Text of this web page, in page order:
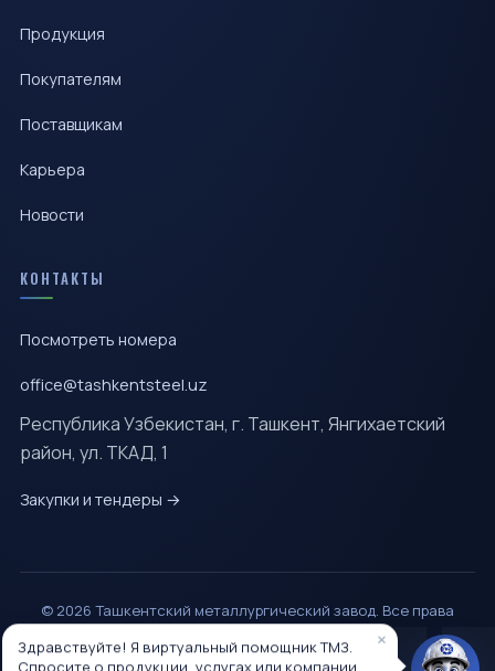
Продукция
Покупателям
Поставщикам
Карьера
Новости
КОНТАКТЫ
Посмотреть номера
office@tashkentsteel.uz
Республика Узбекистан, г. Ташкент, Янгихаетский
район, ул. ТКАД, 1
Закупки и тендеры →
© 2026 Ташкентский металлургический завод. Все права
×
Здравствуйте! Я виртуальный помощник ТМЗ.